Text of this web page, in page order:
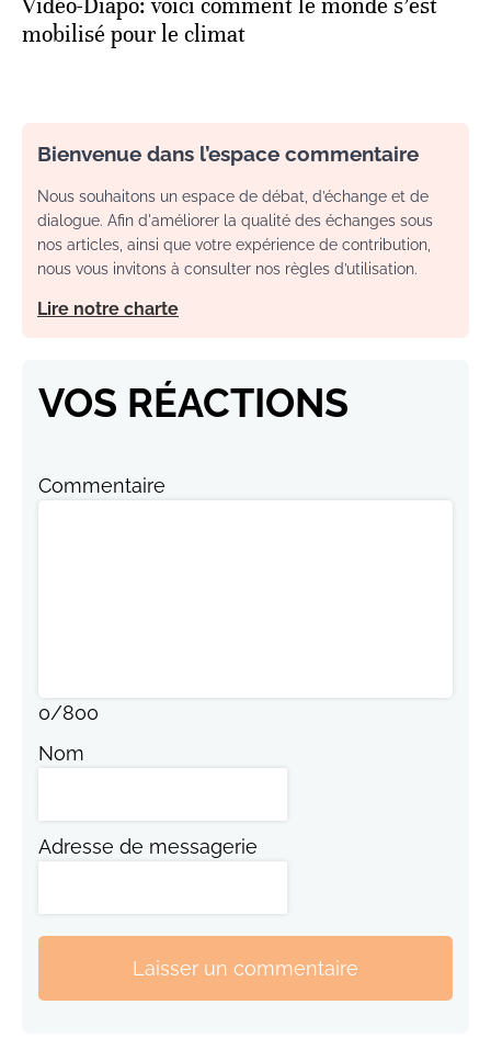
Vidéo-Diapo: voici comment le monde s’est
mobilisé pour le climat
Bienvenue dans l’espace commentaire
Nous souhaitons un espace de débat, d’échange et de
dialogue. Afin d'améliorer la qualité des échanges sous
nos articles, ainsi que votre expérience de contribution,
nous vous invitons à consulter nos règles d’utilisation.
Lire notre charte
VOS RÉACTIONS
Commentaire
0/800
Nom
Adresse de messagerie
Laisser un commentaire